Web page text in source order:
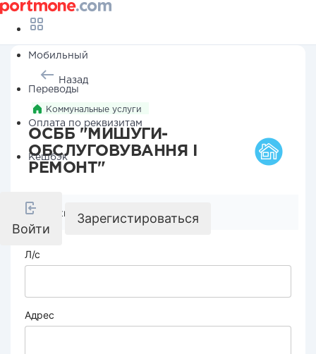
Мобильный
Переводы
Оплата по реквизитам
Кешбэк
Войти
Зарегистироваться
Назад
Коммунальные услуги
ОСББ "МИШУГИ-
ОБСЛУГОВУВАННЯ І
РЕМОНТ"
Реквизиты компании
Л/с
Адрес